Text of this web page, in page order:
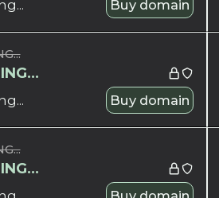
Buy domain
Buy domain